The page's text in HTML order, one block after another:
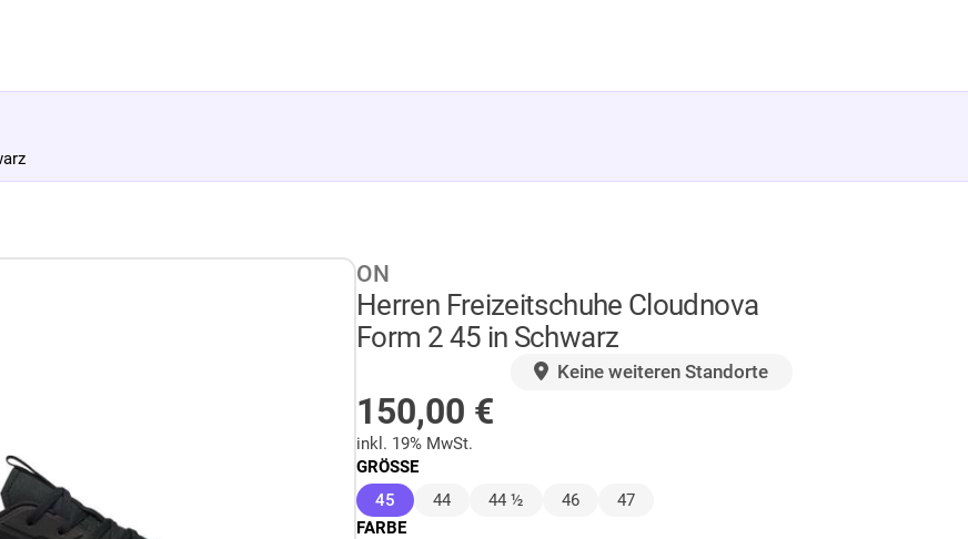
ON
Herren Freizeitschuhe Cloudnova
Form 2 45 in Schwarz
Keine weiteren Standorte
150,00 €
inkl. 19% MwSt.
GRÖSSE
45 (ausgewählt)
44 44 ½ 46
47
FARBE